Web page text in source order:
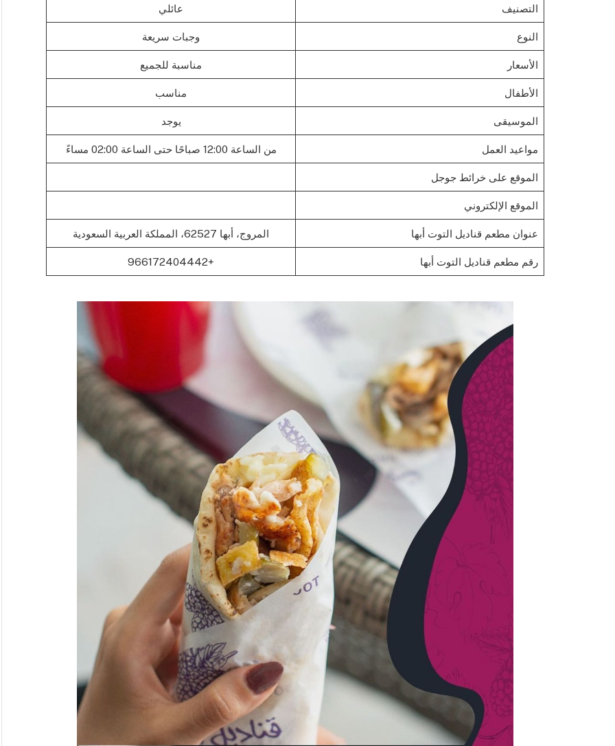
التصنيف عائلي
النوع وجبات سريعة
الأسعار مناسبة للجميع
الأطفال مناسب
الموسيقى يوجد
مواعيد العمل من الساعة 12:00 صباحًا حتى الساعة 02:00 مساءً
الموقع على خرائط جوجل
الموقع الإلكتروني
عنوان مطعم قناديل التوت أبها المروج، أبها 62527، المملكة العربية السعودية
رقم مطعم قناديل التوت أبها +966172404442